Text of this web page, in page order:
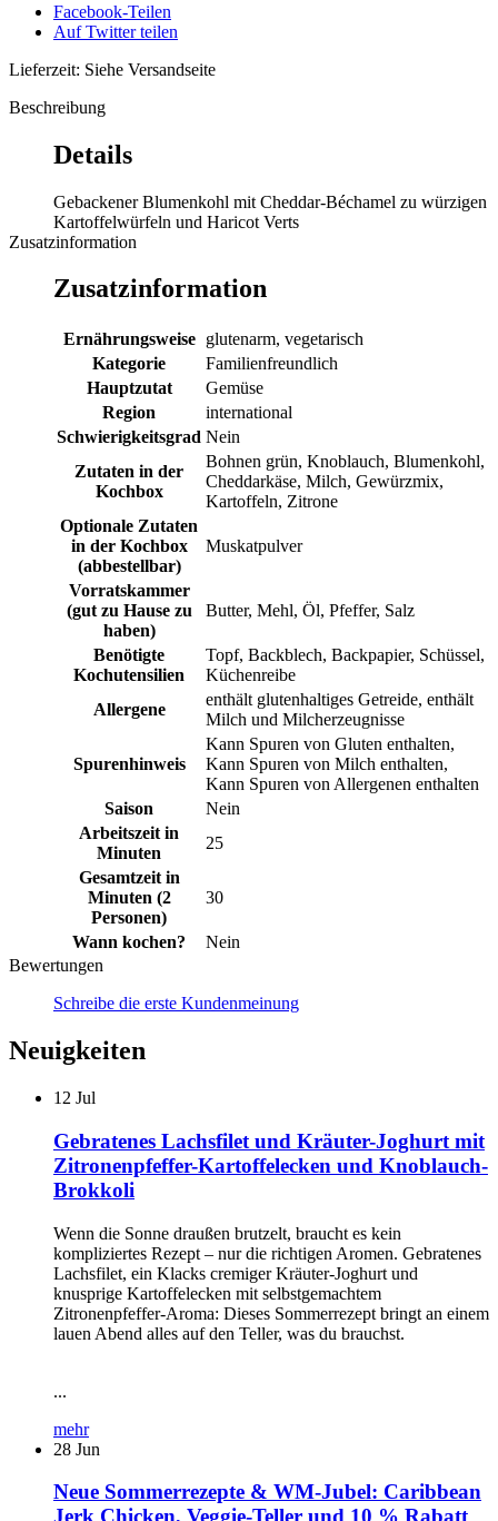
Facebook-Teilen
Auf Twitter teilen
Lieferzeit: Siehe Versandseite
Beschreibung
Details
Gebackener Blumenkohl mit Cheddar-Béchamel zu würzigen
Kartoffelwürfeln und Haricot Verts
Zusatzinformation
Zusatzinformation
Ernährungsweise
glutenarm, vegetarisch
Kategorie
Familienfreundlich
Hauptzutat
Gemüse
Region
international
Schwierigkeitsgrad Nein
Zutaten in der
Kochbox
Bohnen grün, Knoblauch, Blumenkohl,
Cheddarkäse, Milch, Gewürzmix,
Kartoffeln, Zitrone
Optionale Zutaten
in der Kochbox
(abbestellbar)
Muskatpulver
Vorratskammer
(gut zu Hause zu
haben)
Butter, Mehl, Öl, Pfeffer, Salz
Benötigte
Kochutensilien
Topf, Backblech, Backpapier, Schüssel,
Küchenreibe
Allergene
enthält glutenhaltiges Getreide, enthält
Milch und Milcherzeugnisse
Spurenhinweis
Kann Spuren von Gluten enthalten,
Kann Spuren von Milch enthalten,
Kann Spuren von Allergenen enthalten
Saison
Nein
Arbeitszeit in
Minuten
25
Gesamtzeit in
Minuten (2
Personen)
30
Wann kochen?
Nein
Bewertungen
Schreibe die erste Kundenmeinung
Neuigkeiten
12 Jul
Gebratenes Lachsfilet und Kräuter-Joghurt mit
Zitronenpfeffer-Kartoffelecken und Knoblauch-
Brokkoli
Wenn die Sonne draußen brutzelt, braucht es kein
kompliziertes Rezept – nur die richtigen Aromen. Gebratenes
Lachsfilet, ein Klacks cremiger Kräuter-Joghurt und
knusprige Kartoffelecken mit selbstgemachtem
Zitronenpfeffer-Aroma: Dieses Sommerrezept bringt an einem
lauen Abend alles auf den Teller, was du brauchst.
...
mehr
28 Jun
Neue Sommerrezepte & WM-Jubel: Caribbean
Jerk Chicken, Veggie-Teller und 10 % Rabatt